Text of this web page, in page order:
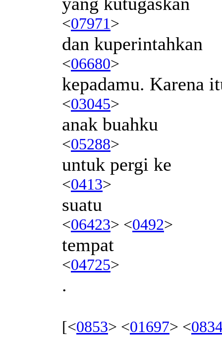
<07971>
dan kuperintahkan
<06680>
kepadamu. Karena
<03045>
anak buahku
<05288>
untuk pergi ke
<0413>
suatu
<06423> <0492>
tempat
<04725>
.
[<0853> <01697> <